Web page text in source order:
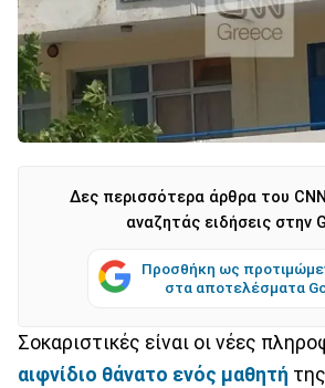
Δες περισσότερα άρθρα του
αναζητάς ειδήσεις στην
Προσθήκη ως
στα αποτελέσματα
Σοκαριστικές είναι οι νέες
αιφνίδιο θάνατο ενός μαθητή